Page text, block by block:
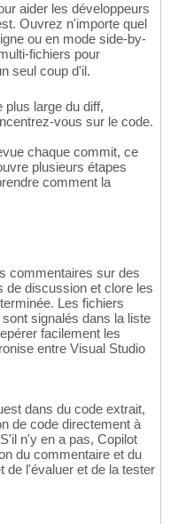
aider les développeurs
Ouvrez n'importe quel
ou en mode side-by-
fichiers pour
seul coup d'il.
large du diff,
vous sur le code.
chaque commit, ce
plusieurs étapes
comment la
commentaires sur des
de discussion et clore les
Les fichiers
signalés dans la liste
facilement les
entre Visual Studio
dans du code extrait,
de code directement à
n'y en a pas, Copilot
du commentaire et du
de l'évaluer et de la tester